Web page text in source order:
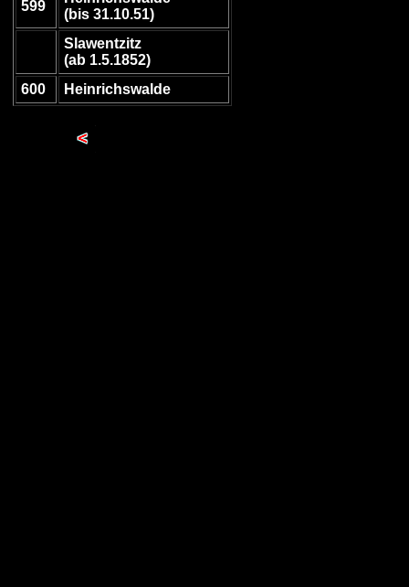
599
(bis 31.10.51)
Slawentzitz
(ab 1.5.1852)
600
Heinrichswalde